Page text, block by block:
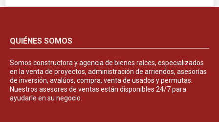
QUIÉNES SOMOS
Somos constructora y agencia de bienes raíces, especializados
en la venta de proyectos, administración de arriendos, asesorías
de inversión, avalúos, compra, venta de usados y permutas.
Nuestros asesores de ventas están disponibles 24/7 para
ayudarle en su negocio.